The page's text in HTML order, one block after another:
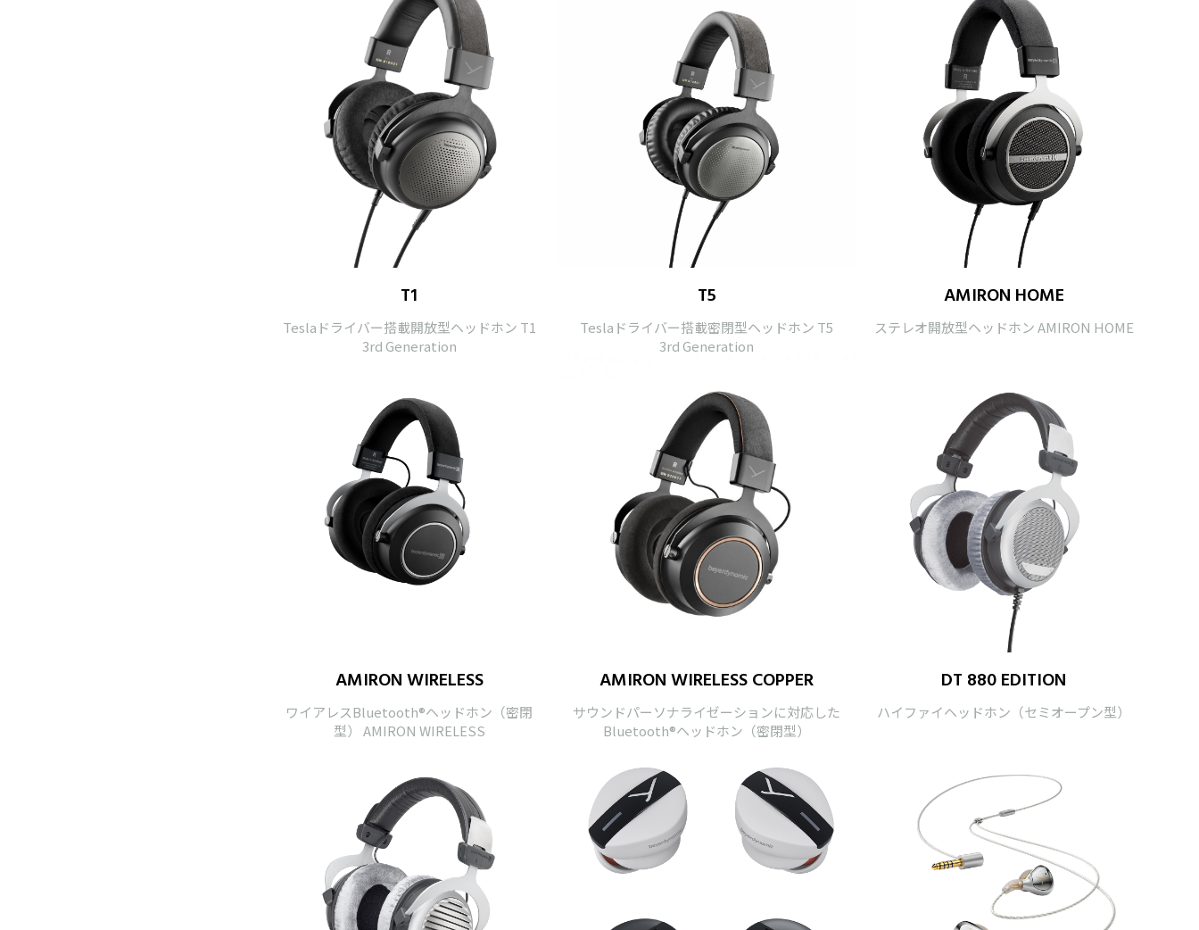
T1
Teslaドライバー搭載開放型ヘッドホン T1
3rd Generation
T5
Teslaドライバー搭載密閉型ヘッドホン T5
3rd Generation
AMIRON HOME
ステレオ開放型ヘッドホン AMIRON HOME
AMIRON WIRELESS
ワイアレスBluetooth®ヘッドホン（密閉
型） AMIRON WIRELESS
AMIRON WIRELESS COPPER
サウンドパーソナライゼーションに対応した
Bluetooth®ヘッドホン（密閉型）
DT 880 EDITION
ハイファイヘッドホン（セミオープン型）